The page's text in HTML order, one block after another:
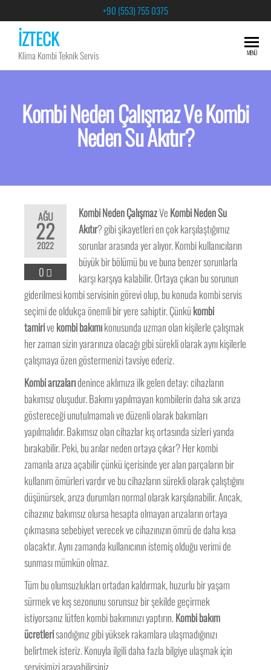
+90 (553) 755 0375
İZTECK
Klima Kombi Teknik Servis MENÜ
Kombi Neden Çalışmaz Ve Kombi
Neden Su Akıtır?
AĞU
22
2022
0
Kombi Neden ÇalışmazVe Kombi Neden Su
Akıtır? gibi şikayetleri en çok karşılaştığımız
sorunlar arasında yer alıyor. Kombi kullanıcıların
büyük bir bölümü bu ve buna benzer sorunlarla
karşı karşıya kalabilir. Ortaya çıkan bu sorunun
giderilmesi kombi servisinin görevi olup, bu konuda kombi servis
seçimi de oldukça önemli bir yere sahiptir. Çünkü kombi
tamirive kombi bakımıkonusunda uzman olan kişilerle çalışmak
her zaman sizin yararınıza olacağı gibi sürekli olarak aynı kişilerle
çalışmaya özen göstermenizi tavsiye ederiz.
Kombi arızalarıdenince aklımıza ilk gelen detay; cihazların
bakımsız oluşudur. Bakımı yapılmayan kombilerin daha sık arıza
göstereceği unutulmamalı ve düzenli olarak bakımları
yapılmalıdır. Bakımsız olan cihazlar kış ortasında sizleri yarıda
bırakabilir. Peki, bu arılar neden ortaya çıkar? Her kombi
zamanla arıza açabilir çünkü içerisinde yer alan parçaların bir
kullanım ömürleri vardır ve bu cihazların sürekli olarak çalıştığını
düşünürsek, arıza durumları normal olarak karşılanabilir. Ancak,
cihazınız bakımsız olursa hesapta olmayan arızaların ortaya
çıkmasına sebebiyet verecek ve cihazınızın ömrü de daha kısa
olacaktır. Aynı zamanda kullanıcının istemiş olduğu verimi de
sunması mümkün olmaz.
Tüm bu olumsuzlukları ortadan kaldırmak, huzurlu bir yaşam
sürmek ve kış sezonunu sorunsuz bir şekilde geçirmek
istiyorsanız lütfen kombi bakımınızı yaptırın.Kombi bakım
ücretlerisandığınız gibi yüksek rakamlara ulaşmadığınızı
belirtmek isteriz. Konuyla ilgili daha fazla bilgiye ulaşmak için
servisimizi arayabilirsiniz.